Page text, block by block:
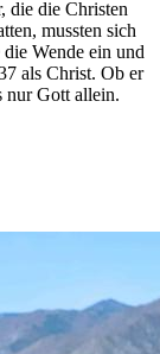
die die Christen
mussten sich
Wende ein und
als Christ. Ob er
nur Gott allein.